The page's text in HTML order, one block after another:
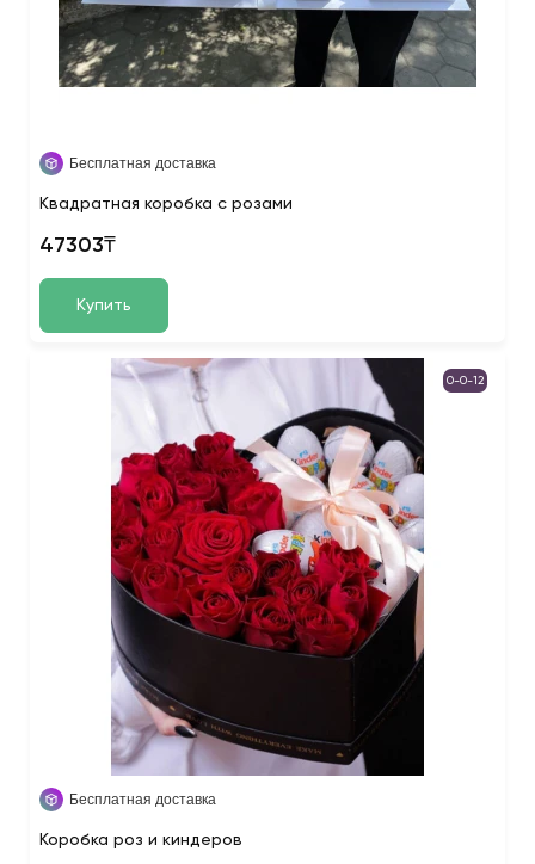
Бесплатная доставка
Квадратная коробка с розами
47303₸
Купить
0-0-12
Бесплатная доставка
Коробка роз и киндеров